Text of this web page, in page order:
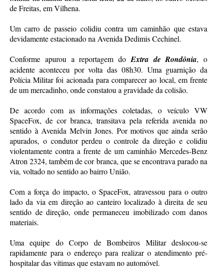
de Freitas, em Vilhena.
Um carro de passeio colidiu contra um caminhão que estava
devidamente estacionado na Avenida Dedimis Cechinel.
Conforme apurou a reportagem do Extra de Rondônia, o
acidente aconteceu por volta das 08h30. Uma guarnição da
Polícia Militar foi acionada para comparecer ao local, em frente
de um mercadinho, onde constatou a gravidade da colisão.
De acordo com as informações coletadas, o veículo VW
SpaceFox, de cor branca, transitava pela referida avenida no
sentido à Avenida Melvin Jones. Por motivos que ainda serão
apurados, o condutor perdeu o controle da direção e colidiu
violentamente contra a frente de um caminhão Mercedes-Benz
Atron 2324, também de cor branca, que se encontrava parado na
via, voltado no sentido ao bairro União.
Com a força do impacto, o SpaceFox, atravessou para o outro
lado da via em direção ao canteiro localizado à direita de seu
sentido de direção, onde permaneceu imobilizado com danos
materiais.
Uma equipe do Corpo de Bombeiros Militar deslocou-se
rapidamente para o endereço para realizar o atendimento pré-
hospitalar das vítimas que estavam no automóvel.